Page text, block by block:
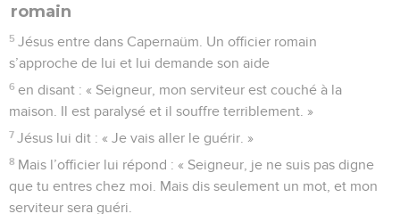
romain
5 Jésus entre dans Capernaüm. Un officier romain
s’approche de lui et lui demande son aide
6 en disant : « Seigneur, mon serviteur est couché à la
maison. Il est paralysé et il souffre terriblement. »
7 Jésus lui dit : « Je vais aller le guérir. »
8 Mais l’officier lui répond : « Seigneur, je ne suis pas digne
que tu entres chez moi. Mais dis seulement un mot, et mon
serviteur sera guéri.